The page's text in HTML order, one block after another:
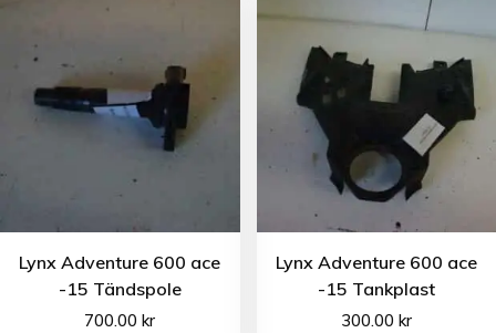
Lynx Adventure 600 ace
-15 Tändspole
700.00kr
Lynx Adventure 600 ace
-15 Tankplast
300.00 kr